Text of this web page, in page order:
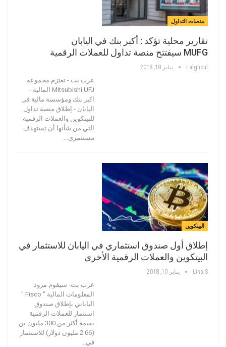
منصات التداول
تقارير محلية تؤكد : أكبر بنك في اليابان
MUFG سيفتتح منصة تداول للعملات الرقمية
Lalghoul يناير 18, 2018
عرب بت - تعتزم مجموعة
Mitsubishi UFJ المالية -
اكبر بنك ومؤسسة مالية فى
اليابان - إطلاق منصة تداول
للبيتكوين والعملات الرقمية
التي من شأنها أن تستهدف
مستثمري…
البيتكوين
إطلاق أول صندوق استثماري في اليابان للاستثمار في
البيتكوين والعملات الرقمية الأخرى
Lina.s يناير 10, 2018
عرب بت- سيقوم مزود
المعلومات المالية " Fisco "
الياباني بإطلاق صندوق
استثمار للعملات الرقمية
بقيمة أكثر من 300 مليون ين
(2.66 مليون دولار) للاستثمار
في…